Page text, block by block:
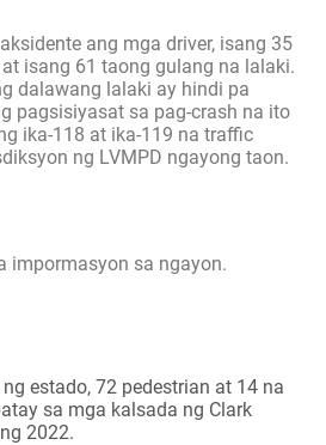
ang mga driver, isang 35
isang 61 taong gulang na lalaki.
dalawang lalaki ay hindi pa
pagsisiyasat sa pag-crash na ito
ika-118 at ika-119 na traffic
ng LVMPD ngayong taon.
impormasyon sa ngayon.
estado, 72 pedestrian at 14 na
sa mga kalsada ng Clark
2022.